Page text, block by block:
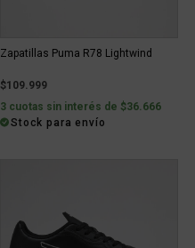
Zapatillas Puma R78 Lightwind
$109.999
3 cuotas sin interés de $36.666
Stock para envío